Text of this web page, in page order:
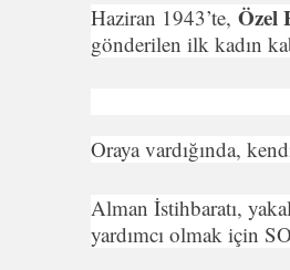
Haziran 1943’te, Özel
gönderilen ilk kadın
Oraya vardığında,
Alman İstihbaratı,
yardımcı olmak için